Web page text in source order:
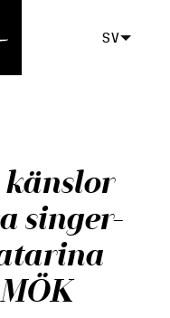
SV
singer-